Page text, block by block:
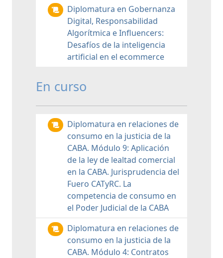
Diplomatura en Gobernanza
Digital, Responsabilidad
Algorítmica e Influencers:
Desafíos de la inteligencia
artificial en el ecommerce
En curso
Diplomatura en relaciones de
consumo en la justicia de la
CABA. Módulo 9: Aplicación
de la ley de lealtad comercial
en la CABA. Jurisprudencia del
Fuero CATyRC. La
competencia de consumo en
el Poder Judicial de la CABA
Diplomatura en relaciones de
consumo en la justicia de la
CABA. Módulo 4: Contratos